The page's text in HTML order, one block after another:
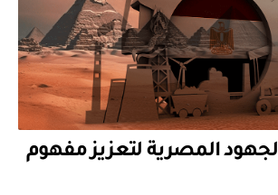
”7”: الجهود المصرية لتعزيز مفهوم